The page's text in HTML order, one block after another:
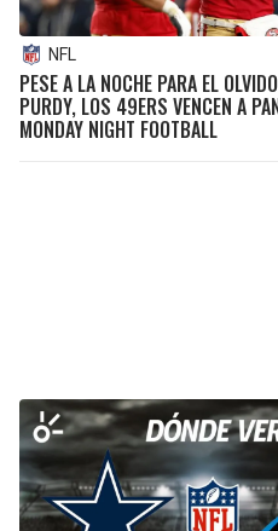
NFL
PESE A LA NOCHE PARA EL
PURDY, LOS 49ERS VENCEN A
MONDAY NIGHT FOOTBALL